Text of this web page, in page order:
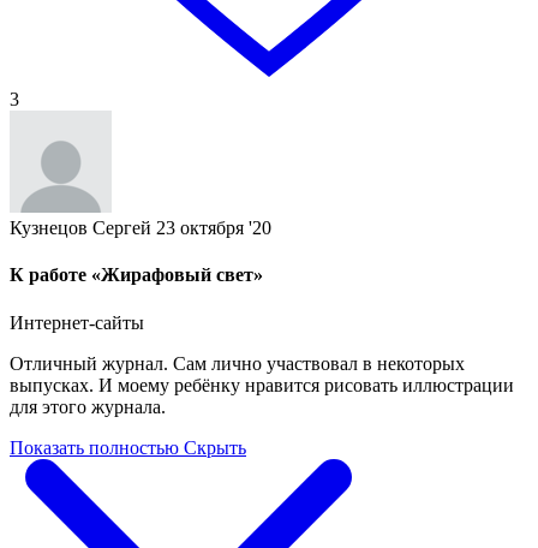
3
Кузнецов Сергей 23 октября '20
К работе «Жирафовый свет»
Интернет-сайты
Отличный журнал. Сам лично участвовал в некоторых
выпусках. И моему ребёнку нравится рисовать иллюстрации
для этого журнала.
Показать полностью Скрыть